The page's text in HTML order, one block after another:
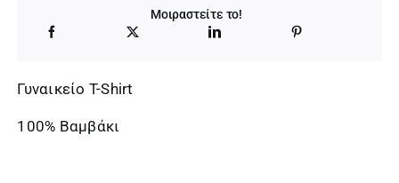
Μοιραστείτε το!
Γυναικείο T-Shirt
100% Βαμβάκι